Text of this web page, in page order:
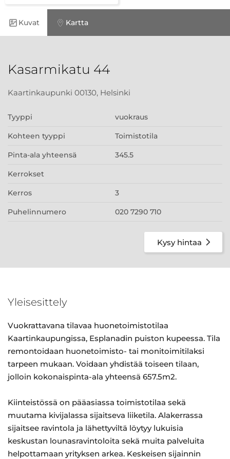
Kuvat Kartta
Kasarmikatu 44
Kaartinkaupunki 00130, Helsinki
Tyyppi vuokraus
Kohteen tyyppi Toimistotila
Pinta-ala yhteensä 345.5
Kerrokset
Kerros 3
Puhelinnumero 020 7290 710
Kysy hintaa
Yleisesittely
Vuokrattavana tilavaa huonetoimistotilaa
Kaartinkaupungissa, Esplanadin puiston kupeessa. Tila
remontoidaan huonetoimisto- tai monitoimitilaksi
tarpeen mukaan. Voidaan yhdistää toiseen tilaan,
jolloin kokonaispinta-ala yhteensä 657.5m2.
Kiinteistössä on pääasiassa toimistotilaa sekä
muutama kivijalassa sijaitseva liiketila. Alakerrassa
sijaitsee ravintola ja lähettyviltä löytyy lukuisia
keskustan lounasravintoloita sekä muita palveluita
helpottamaan yrityksen arkea. Keskeisen sijainnin